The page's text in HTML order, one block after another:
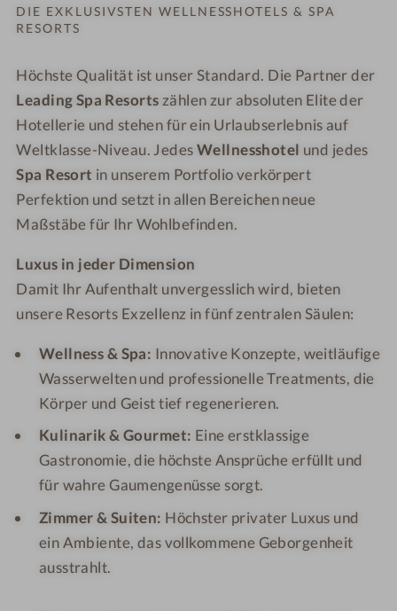
DIE EXKLUSIVSTEN WELLNESSHOTELS & SPA
RESORTS
Höchste Qualität ist unser Standard. Die Partner der
Leading Spa Resorts zählen zur absoluten Elite der
Hotellerie und stehen für ein Urlaubserlebnis auf
Weltklasse-Niveau. JedesWellnesshotel und jedes
Spa Resort in unserem Portfolio verkörpert
Perfektion und setzt in allen Bereichen neue
Maßstäbe für Ihr Wohlbefinden.
Luxus in jeder Dimension
Damit Ihr Aufenthalt unvergesslich wird, bieten
unsere Resorts Exzellenz in fünf zentralen Säulen:
Wellness & Spa: Innovative Konzepte, weitläufige
Wasserwelten und professionelle Treatments, die
Körper und Geist tief regenerieren.
Kulinarik & Gourmet: Eine erstklassige
Gastronomie, die höchste Ansprüche erfüllt und
für wahre Gaumengenüsse sorgt.
Zimmer & Suiten: Höchster privater Luxus und
ein Ambiente, das vollkommene Geborgenheit
ausstrahlt.